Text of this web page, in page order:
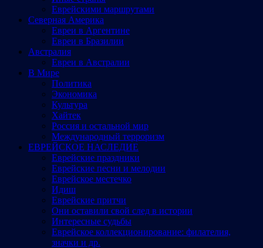
Еврейскими маршрутами
Северная Америка
Евреи в Аргентине
Евреи в Бразилии
Австралия
Евреи в Австралии
В Мире
Политика
Экономика
Культура
Хайтек
Россия и остальной мир
Международный терроризм
ЕВРЕЙСКОЕ НАСЛЕДИЕ
Еврейские праздники
Еврейские песни и мелодии
Еврейское местечко
Идиш
Еврейские притчи
Они оставили свой след в истории
Интересные судьбы
Еврейское коллекционирование: филателия,
значки и др.